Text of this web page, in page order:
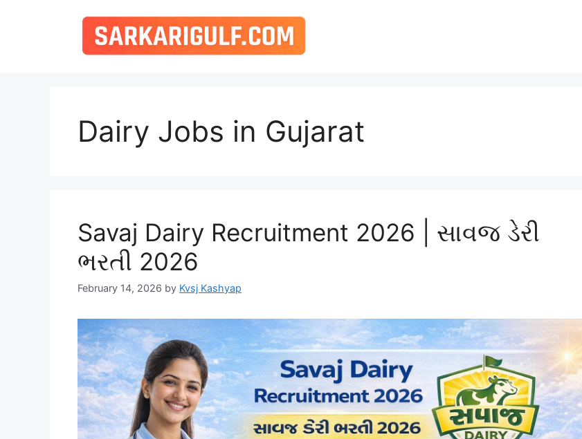
Dairy Jobs in Gujarat
Savaj Dairy Recruitment 2026 | સાવજ ડેરી
ભરતી 2026
February 14, 2026 by Kvsj Kashyap